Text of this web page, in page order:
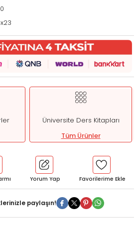
Üniversite Ders Kitapları
Tüm Ürünler
Yorum Yap
paylaşın!